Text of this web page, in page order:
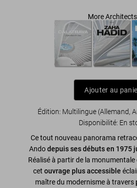
More Architects
Ajouter au
Édition: Multilingue (Allemand,
Disponibilité: En
Ce tout nouveau panorama
Andodepuis ses débuts en 1975
Réalisé à partir de la
cet ouvrage plus accessible
maître du modernisme à travers